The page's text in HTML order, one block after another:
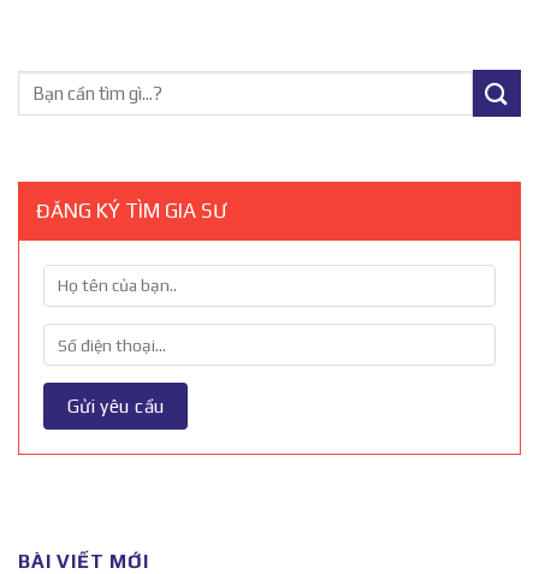
ĐĂNG KÝ TÌM GIA SƯ
BÀI VIẾT MỚI